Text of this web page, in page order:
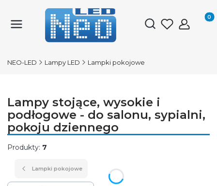
Otwórz
NEO-LED Lampy LED Lampki pokojowe
Lampy stojące, wysokie i
podłogowe - do salonu, sypialni,
pokoju dziennego
Produkty: 7
Lampki pokojowe